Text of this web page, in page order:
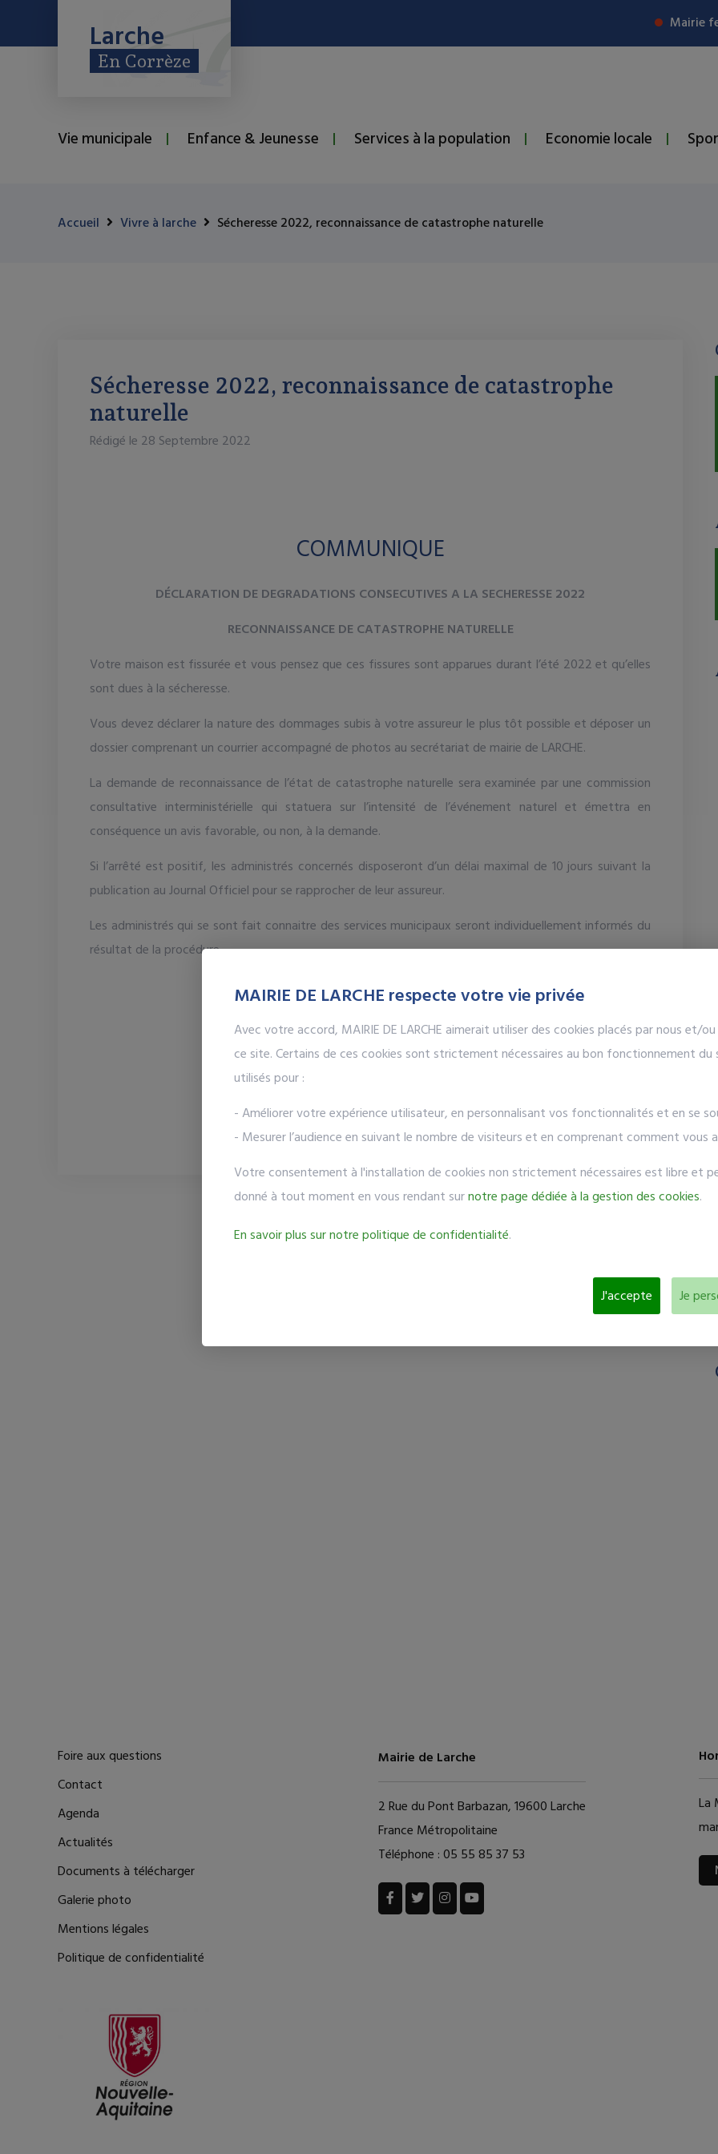
Mairie
Larche
En Corrèze
Vie municipale Enfance & Jeunesse Services à la population Economie locale
Accueil Vivre à larche Sécheresse 2022, reconnaissance de catastrophe naturelle
Sécheresse 2022, reconnaissance de catastrophe
naturelle
Rédigé le 28 Septembre 2022
COMMUNIQUE
DÉCLARATION DE DEGRADATIONS CONSECUTIVES A LA SECHERESSE 2022
RECONNAISSANCE DE CATASTROPHE NATURELLE
Votre maison est fissurée et vous pensez que ces fissures sont apparues durant l’été 2022 et qu’elles
sont dues à la sécheresse.
Vous devez déclarer la nature des dommages subis à votre assureur le plus tôt possible et déposer un
dossier comprenant un courrier accompagné de photos au secrétariat de mairie de LARCHE.
La demande de reconnaissance de l’état de catastrophe naturelle sera examinée par une commission
consultative interministérielle qui statuera sur l’intensité de l’événement naturel et émettra en
conséquence un avis favorable, ou non, à la demande.
Si l’arrêté est positif, les administrés concernés disposeront d’un délai maximal de 10 jours suivant la
publication au Journal Officiel pour se rapprocher de leur assureur.
Les administrés qui se sont fait connaitre des services municipaux seront individuellement informés du
résultat de la procédure.
Le Maire,
Bernard LAROCHE
Foire aux questions
Contact
Agenda
Actualités
Documents à télécharger
Galerie photo
Mentions légales
Politique de confidentialité
Mairie de Larche
2 Rue du Pont Barbazan, 19600 Larche
France Métropolitaine
Téléphone :05 55 85 37 53
La
MAIRIE DE LARCHE respecte votre vie privée
Avec votre accord, MAIRIE DE LARCHE aimerait utiliser des cookies placés par nous et/
ce site. Certains de ces cookies sont strictement nécessaires au bon fonctionnement du
utilisés pour :
- Améliorer votre expérience utilisateur, en personnalisant vos fonctionnalités et en se
- Mesurer l’audience en suivant le nombre de visiteurs et en comprenant comment vous
Votre consentement à l'installation de cookies non strictement nécessaires est libre et
donné à tout moment en vous rendant surnotre page dédiée à la gestion des cookies.
En savoir plus sur notre politique de confidentialité.
J'accepte Je